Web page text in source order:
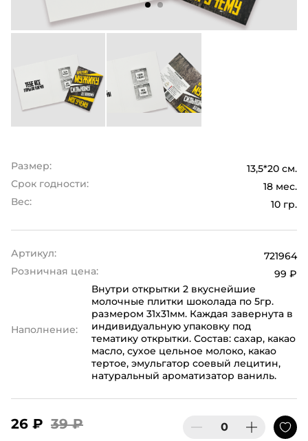
Размер:
13,5*20 см.
Срок годности:
18 мес.
Вес:
10 гр.
Артикул:
721964
Розничная цена:
99 ₽
Наполнение:
Внутри открытки 2 вкуснейшие
молочные плитки шоколада по 5гр.
размером 31х31мм. Каждая завернута в
индивидуальную упаковку под
тематику открытки. Состав: сахар, какао
масло, сухое цельное молоко, какао
тертое, эмульгатор соевый лецитин,
натуральный ароматизатор ваниль.
26 ₽ 39 ₽